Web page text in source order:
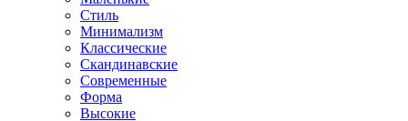
Стиль
Минимализм
Классические
Скандинавские
Современные
Форма
Высокие